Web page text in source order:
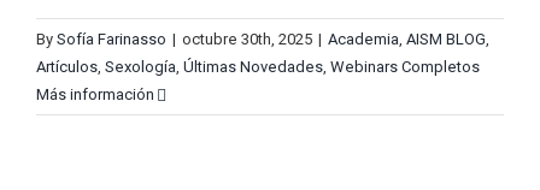
By Sofía Farinasso | octubre 30th, 2025 | Academia, AISM BLOG,
Artículos, Sexología, Últimas Novedades, Webinars Completos
Más información